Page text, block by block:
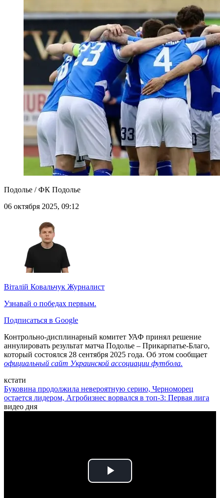
Подолье / ФК Подолье
06 октября 2025, 09:12
Віталій Ковальчук Журналист
Узнавай о победах первым.
Подписаться в Google
Контрольно-дисплинарный комитет УАФ принял решение
аннулировать результат матча Подолье – Прикарпатье-Благо,
который состоялся 28 сентября 2025 года. Об этом сообщает
официальный сайт Украинской ассоциации футбола.
кстати
Буковина продолжила невероятную серию, Черноморец
остается лидером, Агробизнес ворвался в топ-3: Первая лига
видео дня
Play